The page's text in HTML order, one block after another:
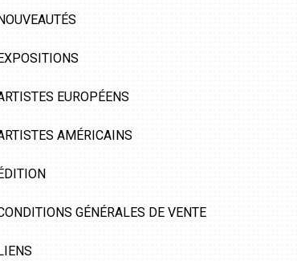
NOUVEAUTÉS
EXPOSITIONS
EUROPÉENS
AMÉRICAINS
ÉDITION
GÉNÉRALES DE VENTE
LIENS